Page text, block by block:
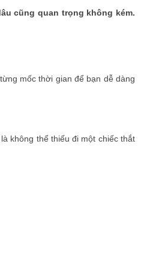
cũng quan trọng không kém.
mốc thời gian để bạn dễ dàng
không thể thiếu đi một chiếc thắt